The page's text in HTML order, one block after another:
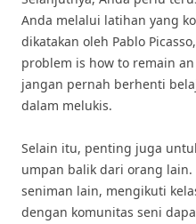
Anda melalui latihan yang
dikatakan oleh Pablo
problem is how to remain
jangan pernah berhenti
dalam melukis.
Selain itu, penting juga
umpan balik dari orang
seniman lain, mengikuti
dengan komunitas seni